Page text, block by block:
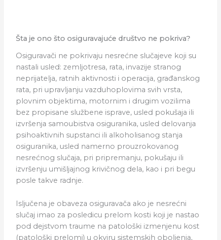
Šta je ono što osiguravajuće društvo ne pokriva?
Osiguravači ne pokrivaju nesrećne slučajeve koji su
nastali usled: zemljotresa, rata, invazije stranog
neprijatelja, ratnih aktivnosti i operacija, građanskog
rata, pri upravljanju vazduhoplovima svih vrsta,
plovnim objektima, motornim i drugim vozilima
bez propisane službene isprave, usled pokušaja ili
izvršenja samoubistva osiguranika, usled delovanja
psihoaktivnih supstanci ili alkoholisanog stanja
osiguranika, usled namerno prouzrokovanog
nesrećnog slučaja, pri pripremanju, pokušaju ili
izvršenju umišljajnog krivičnog dela, kao i pri begu
posle takve radnje.
Isljučena je obaveza osiguravača ako je nesrećni
slučaj imao za posledicu prelom kosti koji je nastao
pod dejstvom traume na patološki izmenjenu kost
(patološki prelomi) u okviru sistemskih oboljenja,